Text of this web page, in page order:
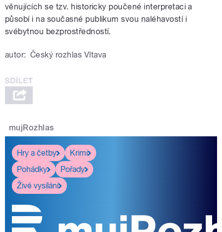
věnujících se tzv. historicky poučené interpretaci a
působí i na současné publikum svou naléhavostí i
svébytnou bezprostředností.
autor: Český rozhlas Vltava
mujRozhlas
Hry a četby
Krimi
Pohádky
Pořady
Živé vysílání